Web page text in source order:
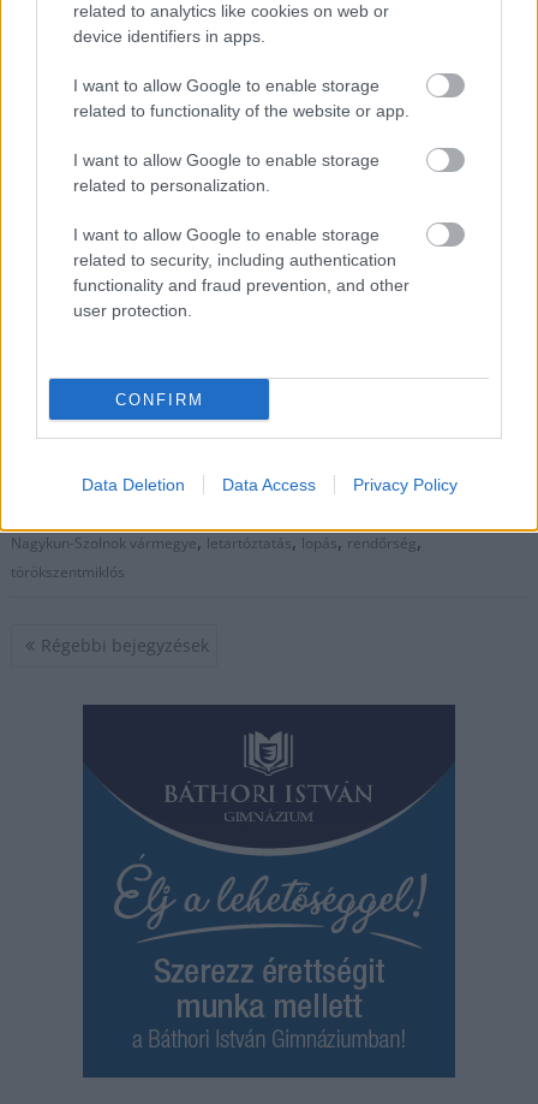
related to analytics like cookies on web or
device identifiers in apps.
I want to allow Google to enable storage
related to functionality of the website or app.
I want to allow Google to enable storage
related to personalization.
I want to allow Google to enable storage
related to security, including authentication
functionality and fraud prevention, and other
user protection.
CONFIRM
Data Deletion Data Access Privacy Policy
Több bűncselekmény miatt került rács mögé
egy fegyverneki férfi
2025.11.10. Horváth Zsolt
Egy 27 éves férfit
vettek őrizetbe, akit
számos vagyon elleni
gyanúsítanak a Jász-
Nagykun-Szolnok
vármegyében működő
nem ismeretlen a hatóságok előtt: a mostani ügyével együtt
már több eljárás is folyamatban van ellene.
Nagykun-Szolnok vármegye,letartóztatás,lopás,rendőrség,
törökszentmiklós
Bejegyzés
Régebbi bejegyzések